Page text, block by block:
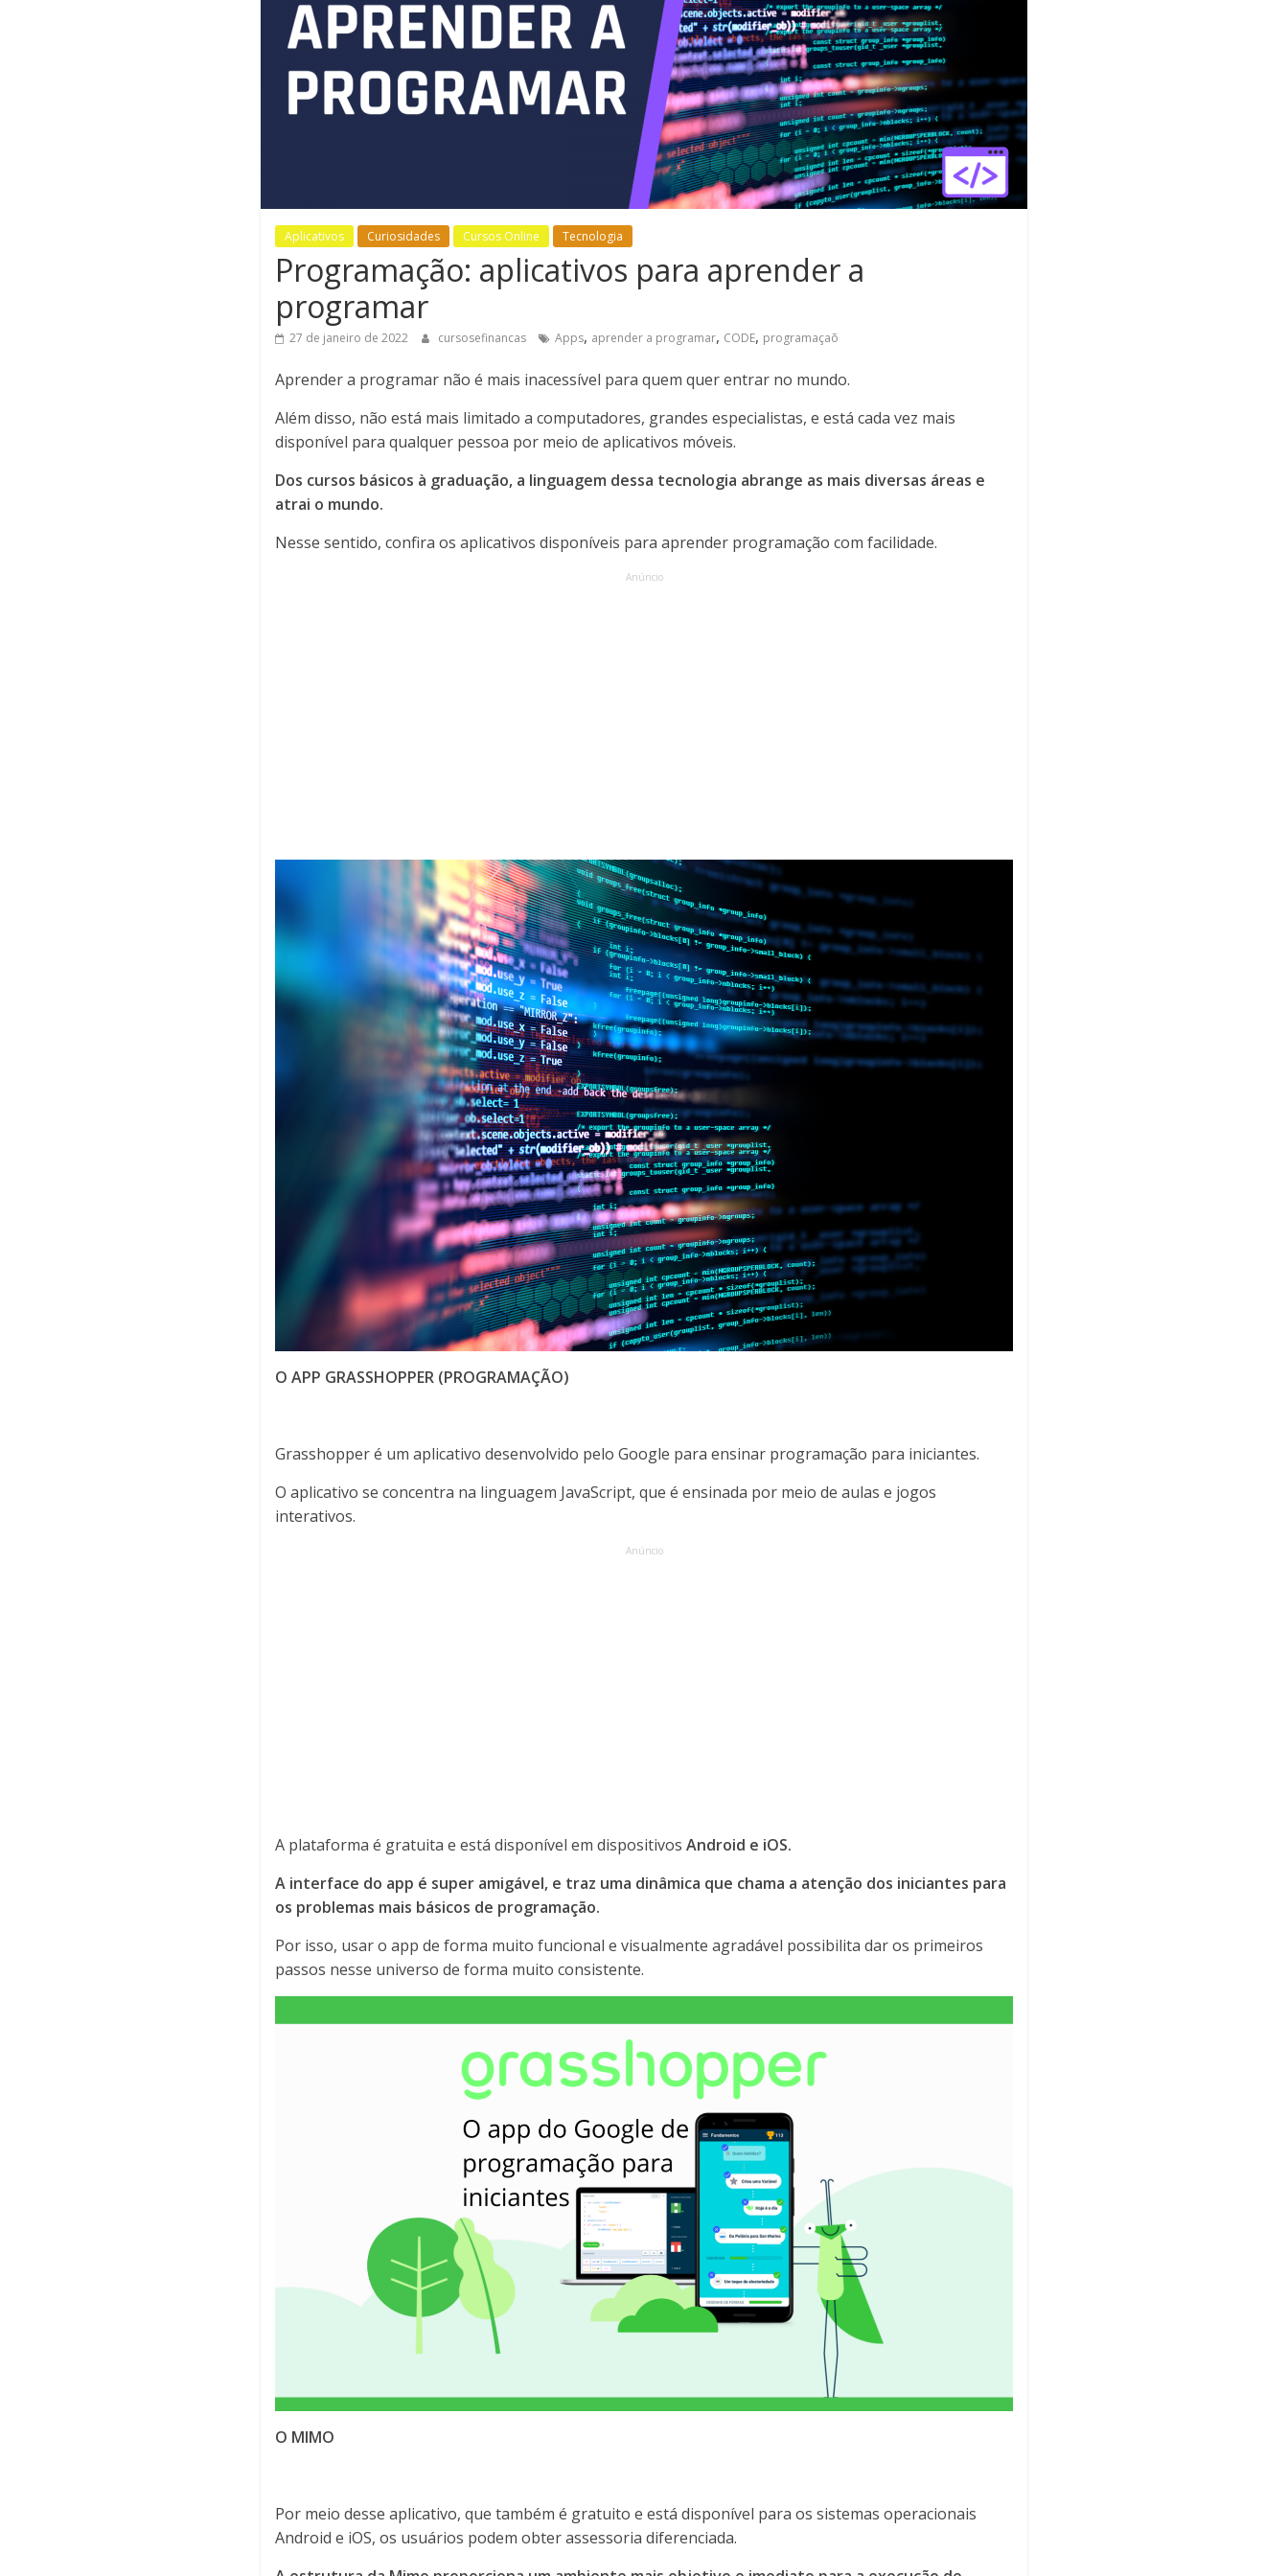
Aplicativos Curiosidades Cursos Online Tecnologia
Programação: aplicativos para aprender a
programar
27 de janeiro de 2022 cursosefinancas Apps, aprender a programar, CODE, programaçaõ
Aprender a programar não é mais inacessível para quem quer entrar no mundo.
Além disso, não está mais limitado a computadores, grandes especialistas, e está cada vez mais
disponível para qualquer pessoa por meio de aplicativos móveis.
Dos cursos básicos à graduação, a linguagem dessa tecnologia abrange as mais diversas áreas e
atrai o mundo.
Nesse sentido, confira os aplicativos disponíveis para aprender programação com facilidade.
Anúncio
O APP GRASSHOPPER (PROGRAMAÇÃO)
Grasshopper é um aplicativo desenvolvido pelo Google para ensinar programação para iniciantes.
O aplicativo se concentra na linguagem JavaScript, que é ensinada por meio de aulas e jogos
interativos.
Anúncio
A plataforma é gratuita e está disponível em dispositivos Android e iOS.
A interface do app é super amigável, e traz uma dinâmica que chama a atenção dos iniciantes para
os problemas mais básicos de programação.
Por isso, usar o app de forma muito funcional e visualmente agradável possibilita dar os primeiros
passos nesse universo de forma muito consistente.
O MIMO
Por meio desse aplicativo, que também é gratuito e está disponível para os sistemas operacionais
Android e iOS, os usuários podem obter assessoria diferenciada.